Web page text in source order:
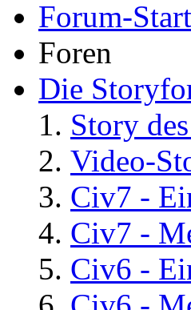
Forum-
Foren
Die
Story
Video-
Civ7 -
Civ7 -
Civ6 -